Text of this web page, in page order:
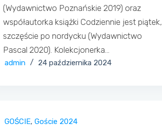
(Wydawnictwo Poznańskie 2019) oraz
współautorka książki Codziennie jest piątek,
szczęście po nordycku (Wydawnictwo
Pascal 2020). Kolekcjonerka…
admin 24 października 2024
GOŚCIE,Goście 2024